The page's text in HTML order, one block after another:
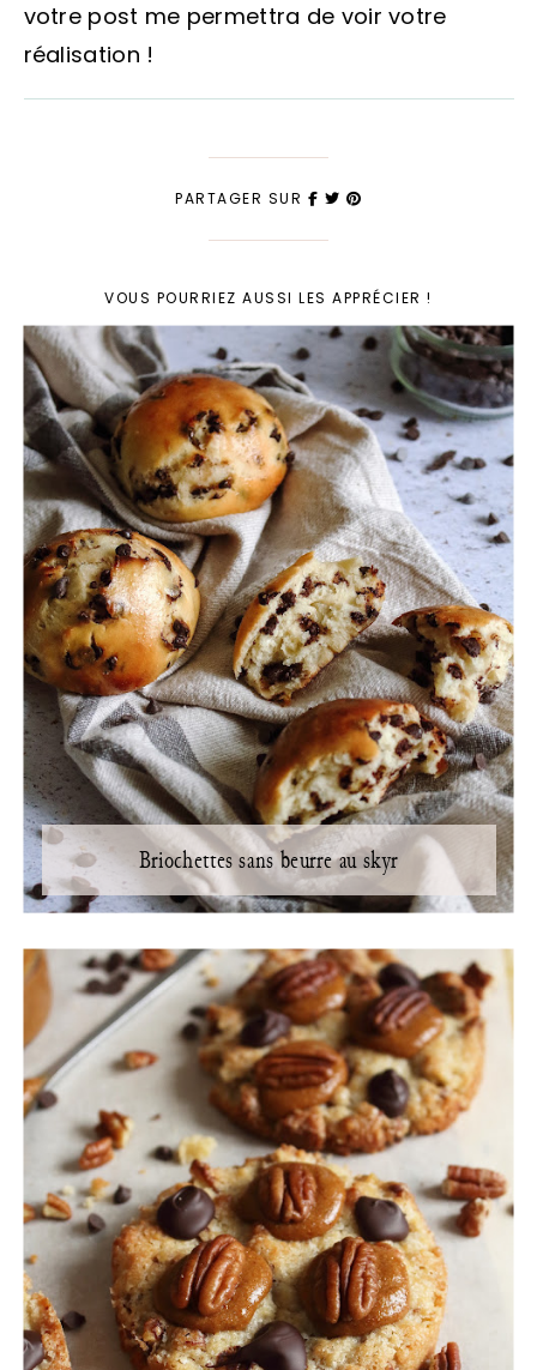
votre post me permettra de voir votre
réalisation !
PARTAGER SUR
VOUS POURRIEZ AUSSI LES APPRÉCIER !
Briochettes sans beurre au skyr